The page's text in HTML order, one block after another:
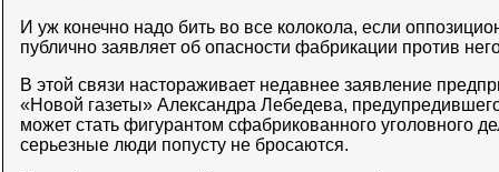
И уж конечно надо бить во все колокола, если
публично заявляет об опасности фабрикации против
В этой связи настораживает недавнее заявление
«Новой газеты» Александра Лебедева,
может стать фигурантом сфабрикованного уголовного
серьезные люди попусту не бросаются.